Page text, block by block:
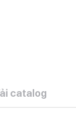
catalog